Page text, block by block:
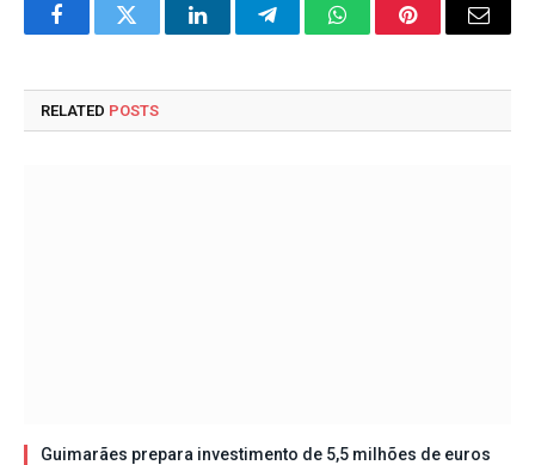
FacebookTwitter LinkedInTelegramWhatsAppPinterestEmail
RELATED POSTS
Guimarães prepara investimento de 5,5 milhões de euros